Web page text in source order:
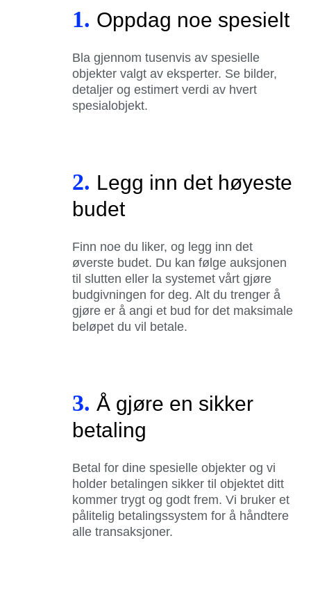
1. Oppdag noe spesielt
Bla gjennom tusenvis av spesielle
objekter valgt av eksperter. Se bilder,
detaljer og estimert verdi av hvert
spesialobjekt.
2. Legg inn det høyeste
budet
Finn noe du liker, og legg inn det
øverste budet. Du kan følge auksjonen
til slutten eller la systemet vårt gjøre
budgivningen for deg. Alt du trenger å
gjøre er å angi et bud for det maksimale
beløpet du vil betale.
3. Å gjøre en sikker
betaling
Betal for dine spesielle objekter og vi
holder betalingen sikker til objektet ditt
kommer trygt og godt frem. Vi bruker et
pålitelig betalingssystem for å håndtere
alle transaksjoner.